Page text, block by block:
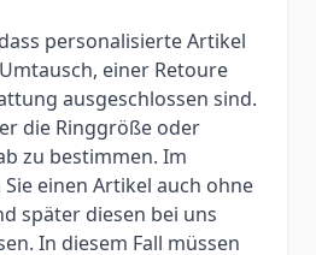
personalisierte Artikel
einer Retoure
ausgeschlossen sind.
die Ringgröße oder
zu bestimmen. Im
einen Artikel auch ohne
später diesen bei uns
In diesem Fall müssen